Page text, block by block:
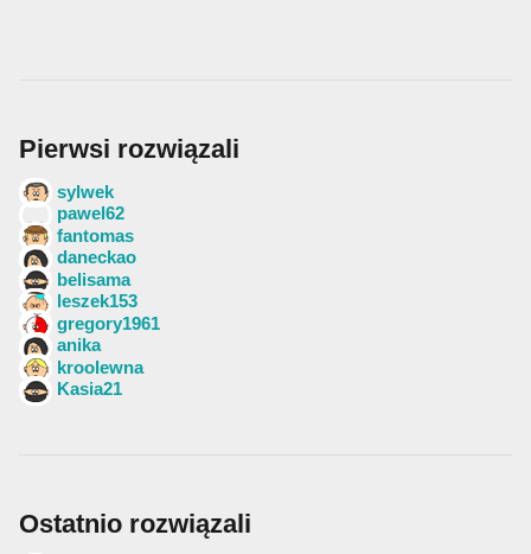
Pierwsi rozwiązali
sylwek
pawel62
fantomas
daneckao
belisama
leszek153
gregory1961
anika
kroolewna
Kasia21
Ostatnio rozwiązali